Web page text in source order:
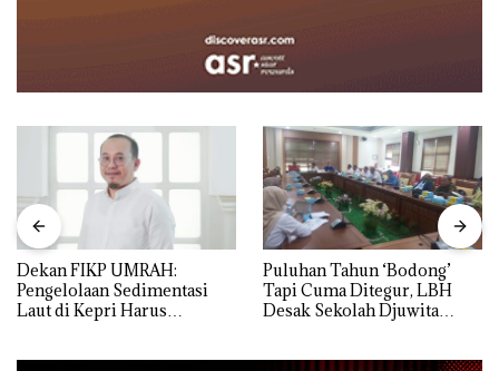
Dekan FIKP UMRAH:
Pengelolaan Sedimentasi
Laut di Kepri Harus
Puluhan Tahun ‘Bodong’
Tapi Cuma Ditegur, LBH
Desak Sekolah Djuwita